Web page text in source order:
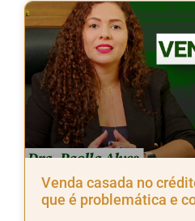
Venda casada no
que é problemática e